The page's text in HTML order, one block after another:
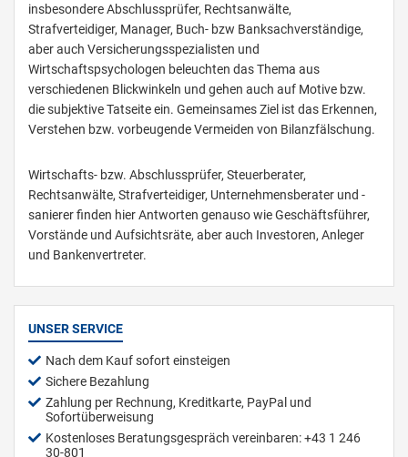
insbesondere Abschlussprüfer, Rechtsanwälte,
Strafverteidiger, Manager, Buch- bzw Banksachverständige,
aber auch Versicherungsspezialisten und
Wirtschaftspsychologen beleuchten das Thema aus
verschiedenen Blickwinkeln und gehen auch auf Motive bzw.
die subjektive Tatseite ein. Gemeinsames Ziel ist das Erkennen,
Verstehen bzw. vorbeugende Vermeiden von Bilanzfälschung.
Wirtschafts- bzw. Abschlussprüfer, Steuerberater,
Rechtsanwälte, Strafverteidiger, Unternehmensberater und -
sanierer finden hier Antworten genauso wie Geschäftsführer,
Vorstände und Aufsichtsräte, aber auch Investoren, Anleger
und Bankenvertreter.
UNSER SERVICE
Nach dem Kauf sofort einsteigen
Sichere Bezahlung
Zahlung per Rechnung, Kreditkarte, PayPal und
Sofortüberweisung
Kostenloses Beratungsgespräch vereinbaren: +43 1 246
30-801